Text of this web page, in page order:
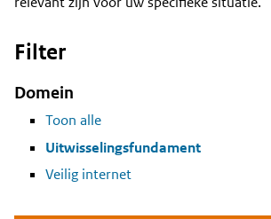
Filter
Domein
Toon alle
Uitwisselingsfundament
Veilig internet